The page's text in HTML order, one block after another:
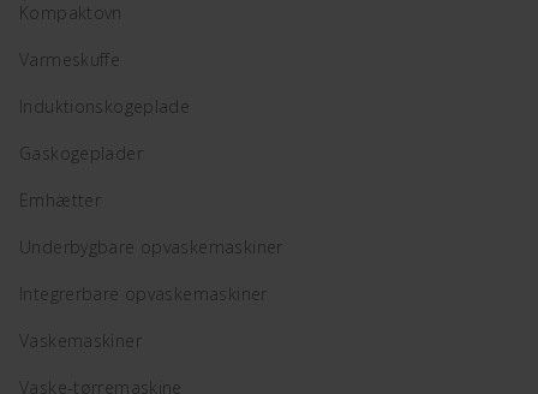
Kompaktovn
Varmeskuffe
Induktionskogeplade
Gaskogeplader
Emhætter
Underbygbare opvaskemaskiner
Integrerbare opvaskemaskiner
Vaskemaskiner
Vaske-tørremaskine